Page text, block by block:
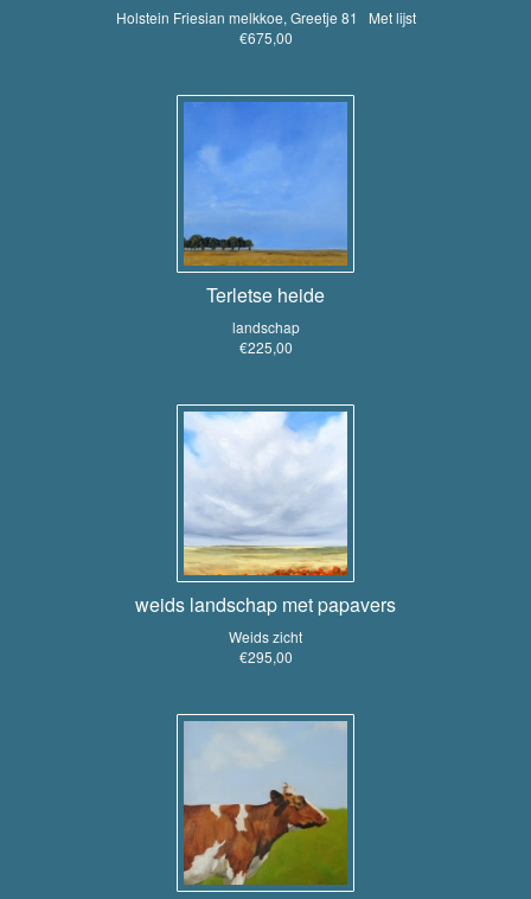
Holstein Friesian melkkoe, Greetje 81 Met lijst
€675,00
Terletse heide
landschap
€225,00
weids landschap met papavers
Weids zicht
€295,00